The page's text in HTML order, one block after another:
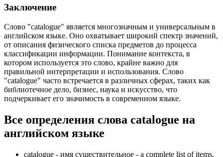
Заключение
Слово "catalogue" является многозначным и универсальным в
английском языке. Оно охватывает широкий спектр значений,
от описания физического списка предметов до процесса
классификации информации. Понимание контекста, в
котором используется это слово, крайне важно для
правильной интерпретации и использования. Слово
"catalogue" часто встречается в различных сферах, таких как
библиотечное дело, бизнес, наука и искусство, что
подчеркивает его значимость в современном языке.
Все определения слова catalogue на
английском языке
catalogue - имя существительное - a complete list of items,